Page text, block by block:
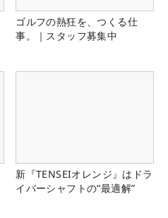
ゴルフの熱狂を、つくる仕
事。｜スタッフ募集中
新『TENSEIオレンジ』はドラ
イバーシャフトの“最適解”